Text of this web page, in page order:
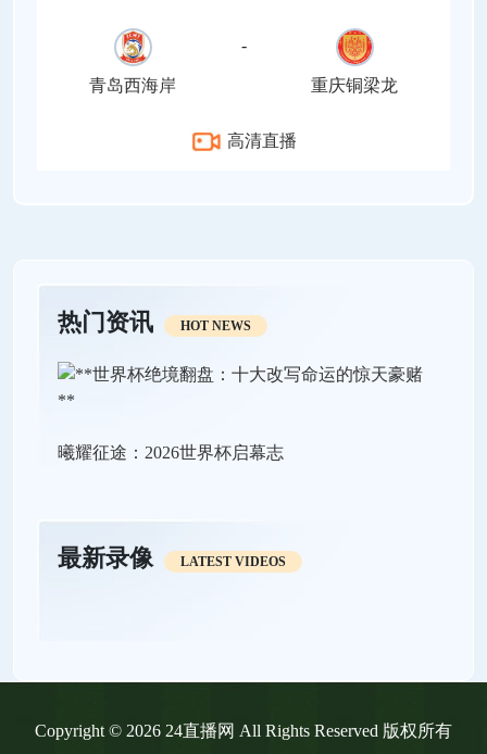
青岛西海岸
-
重庆铜梁龙
高清直播
热门资讯 HOT NEWS
曦耀征途：2026世界杯启幕志
最新录像 LATEST VIDEOS
Copyright © 2026 24直播网 All Rights Reserved 版权所有